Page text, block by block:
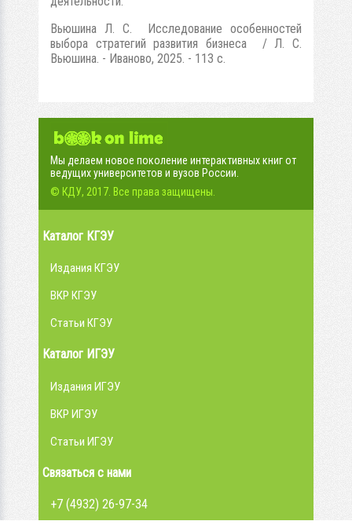
Вьюшина Л. С. Исследование особенностей
выбора стратегий развития бизнеса / Л. С.
Вьюшина. - Иваново, 2025. - 113 с.
Мы делаем новое поколение интерактивных книг от
ведущих университетов и вузов России.
© КДУ, 2017. Все права защищены.
Каталог КГЭУ
Издания КГЭУ
ВКР КГЭУ
Статьи КГЭУ
Каталог ИГЭУ
Издания ИГЭУ
ВКР ИГЭУ
Статьи ИГЭУ
Связаться с нами
+7 (4932) 26-97-34